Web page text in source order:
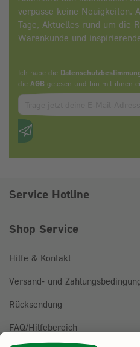
verpasse keine Neuigkeiten,
Tage, Aktuelles rund um die
Warenkunde und
Ich habe die
die AGB gelesen und bin mit ihnen
Zum abbonieren des
Anti-Roboter-
Service Hotline
Shop Service
Hilfe & Kontakt
Versand- und
Rücksendung
FAQ/Hilfebereich